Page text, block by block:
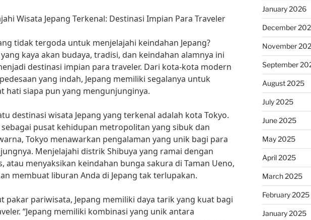
Wisata Jepang Terkenal: Destinasi Impian Para Traveler
tidak tergoda untuk menjelajahi keindahan Jepang?
kaya akan budaya, tradisi, dan keindahan alamnya ini
destinasi impian para traveler. Dari kota-kota modern
yang indah, Jepang memiliki segalanya untuk
hati siapa pun yang mengunjunginya.
destinasi wisata Jepang yang terkenal adalah kota Tokyo.
sebagai pusat kehidupan metropolitan yang sibuk dan
Tokyo menawarkan pengalaman yang unik bagi para
Menjelajahi distrik Shibuya yang ramai dengan
atau menyaksikan keindahan bunga sakura di Taman Ueno,
membuat liburan Anda di Jepang tak terlupakan.
pakar pariwisata, Jepang memiliki daya tarik yang kuat bagi
“Jepang memiliki kombinasi yang unik antara
January 2026
December
November
September
August 2025
July 2025
June 2025
May 2025
April 2025
March 2025
February 2025
January 2025